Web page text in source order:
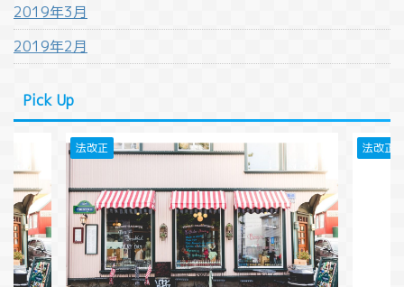
2019年3月
2019年2月
Pick Up
法改正 法改正